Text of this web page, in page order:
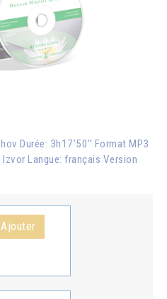
Durée: 3h17’50’’ Format MP3
Langue: français Version
Ajouter